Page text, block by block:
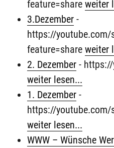
feature=shareweiter
3.Dezember -
https://youtube.com/
feature=shareweiter
2. Dezember -
weiter lesen...
1. Dezember -
https://youtube.com/
weiter lesen...
WWW – Wünsche